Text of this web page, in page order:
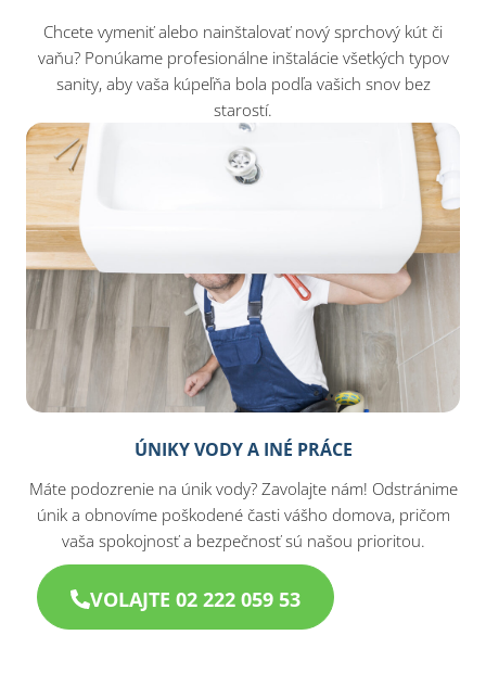
Chcete vymeniť alebo nainštalovať nový sprchový kút či
vaňu? Ponúkame profesionálne inštalácie všetkých typov
sanity, aby vaša kúpeľňa bola podľa vašich snov bez
starostí.
ÚNIKY VODY A INÉ PRÁCE
Máte podozrenie na únik vody? Zavolajte nám! Odstránime
únik a obnovíme poškodené časti vášho domova, pričom
vaša spokojnosť a bezpečnosť sú našou prioritou.
VOLAJTE 02 222 059 53